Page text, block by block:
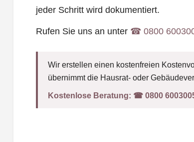
jeder Schritt wird dokumentiert.
Rufen Sie uns an unter ☎︎ 0800
Wir erstellen einen kostenfreien
übernimmt die Hausrat- oder
Kostenlose Beratung: ☎︎ 0800